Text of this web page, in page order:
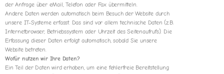
der Anfrage über eMail, Telefon oder Fax übermitteln.
Andere Daten werden automatisch beim Besuch der Website durch
unsere IT-Systeme erfasst. Das sind vor allem technische Daten (z.B.
Internetbrowser, Betriebssystem oder Uhrzeit des Seitenaufrufs). Die
Erfassung dieser Daten erfolgt automatisch, sobald Sie unsere
Website betreten.
Wofür nutzen wir Ihre Daten?
Ein Teil der Daten wird erhoben, um eine fehlerfreie Bereitstellung